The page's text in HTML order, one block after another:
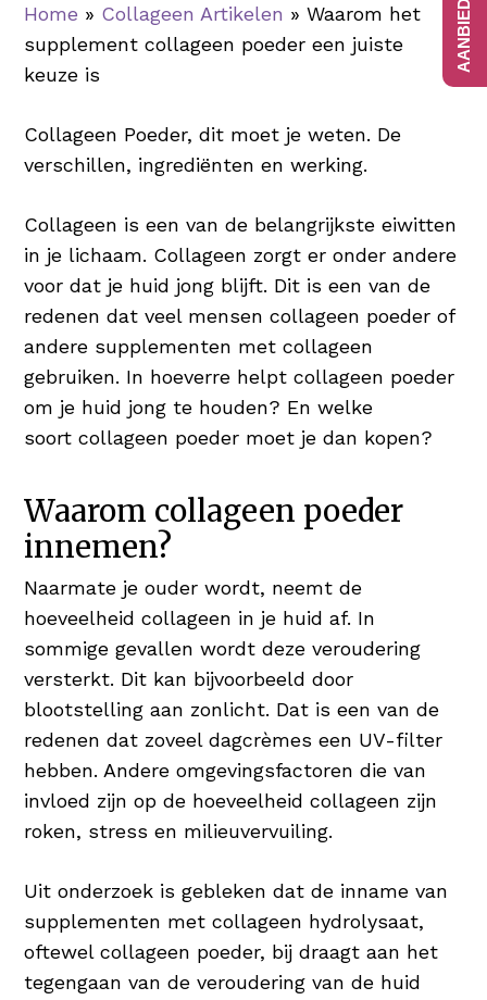
Home » Collageen Artikelen »Waarom het
supplement collageen poeder een juiste
keuze is
Collageen Poeder, dit moet je weten. De
verschillen, ingrediënten en werking.
Collageen is een van de belangrijkste eiwitten
in je lichaam. Collageen zorgt er onder andere
voor dat je huid jong blijft. Dit is een van de
redenen dat veel mensen collageen poeder of
andere supplementen met collageen
gebruiken. In hoeverre helpt collageen poeder
om je huid jong te houden? En welke
soort collageen poeder moet je dan kopen?
Waarom collageen poeder
innemen?
Naarmate je ouder wordt, neemt de
hoeveelheid collageen in je huid af. In
sommige gevallen wordt deze veroudering
versterkt. Dit kan bijvoorbeeld door
blootstelling aan zonlicht. Dat is een van de
redenen dat zoveel dagcrèmes een UV-filter
hebben. Andere omgevingsfactoren die van
invloed zijn op de hoeveelheid collageen zijn
roken, stress en milieuvervuiling.
Uit onderzoek is gebleken dat de inname van
supplementen met collageen hydrolysaat,
oftewel collageen poeder, bij draagt aan het
tegengaan van de veroudering van de huid